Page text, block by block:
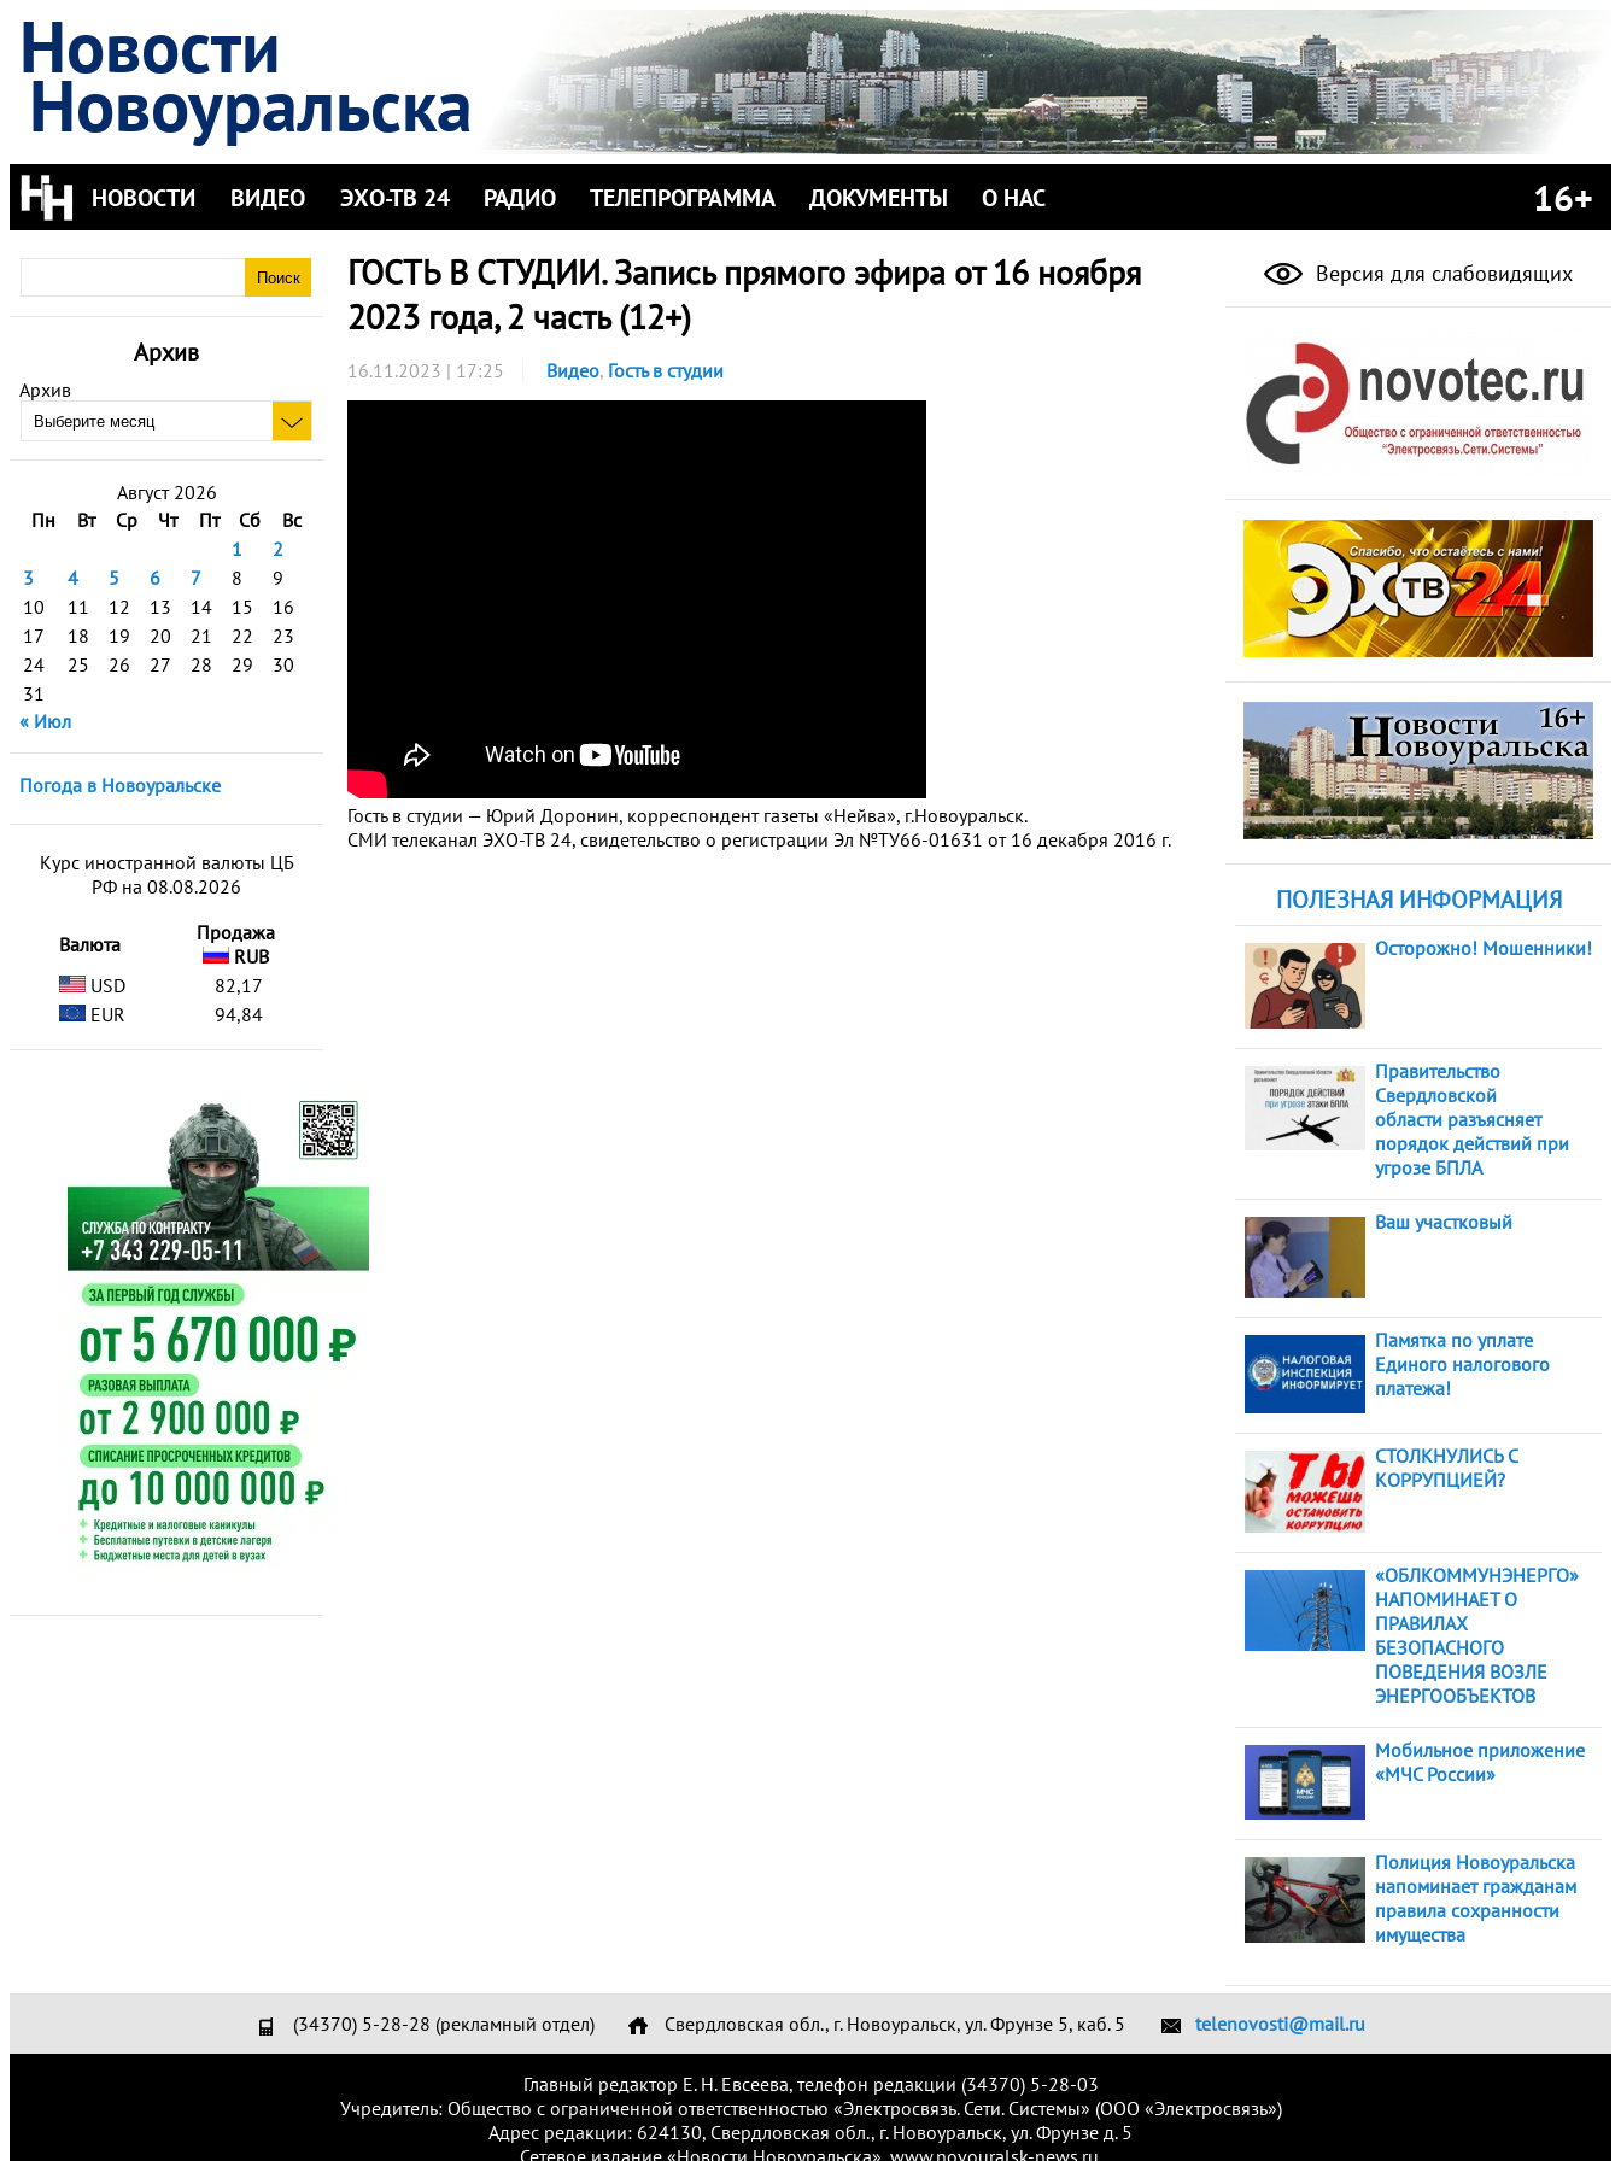
Новости
Новоуральска
НОВОСТИ ВИДЕО ЭХО-ТВ 24 РАДИО ТЕЛЕПРОГРАММА ДОКУМЕНТЫ О НАС 16+
Архив
Архив
Август 2026
Пн
Вт Ср Чт Пт Сб
Вс
1
2
3
4 5 6 7 8
9
10
11 12 13 14 15
16
17
18 19 20 21 22
23
24
25 26 27 28 29
30
31
« Июл
Погода в Новоуральске
Курс иностранной валюты ЦБ
РФ на 08.08.2026
Валюта
Продажа
RUB
USD
82,17
EUR
94,84
ГОСТЬ В СТУДИИ. Запись прямого эфира от 16 ноября
2023 года, 2 часть (12+)
16.11.2023 | 17:25 Видео, Гость в студии
Гость в студии — Юрий Доронин, корреспондент газеты «Нейва», г.Новоуральск.
СМИ телеканал ЭХО-ТВ 24, свидетельство о регистрации Эл №ТУ66-01631 от 16 декабря 2016 г.
Версия для слабовидящих
ПОЛЕЗНАЯ ИНФОРМАЦИЯ
Осторожно! Мошенники!
Правительство
Свердловской
области разъясняет
порядок действий при
угрозе БПЛА
Ваш участковый
Памятка по уплате
Единого налогового
платежа!
СТОЛКНУЛИСЬ С
КОРРУПЦИЕЙ?
«ОБЛКОММУНЭНЕРГО»
НАПОМИНАЕТ О
ПРАВИЛАХ
БЕЗОПАСНОГО
ПОВЕДЕНИЯ ВОЗЛЕ
ЭНЕРГООБЪЕКТОВ
Мобильное приложение
«МЧС России»
Полиция Новоуральска
напоминает гражданам
правила сохранности
имущества
(34370) 5-28-28 (рекламный отдел) Свердловская обл., г. Новоуральск, ул. Фрунзе 5, каб. 5 telenovosti@mail.ru
Главный редактор Е. Н. Евсеева, телефон редакции (34370) 5-28-03
Учредитель: Общество с ограниченной ответственностью «Электросвязь. Сети. Системы» (ООО «Электросвязь»)
Адрес редакции: 624130, Свердловская обл., г. Новоуральск, ул. Фрунзе д. 5